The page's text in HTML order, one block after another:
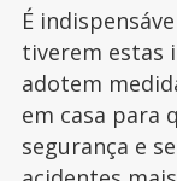
É
tiverem estas
adotem
em casa para
segurança e